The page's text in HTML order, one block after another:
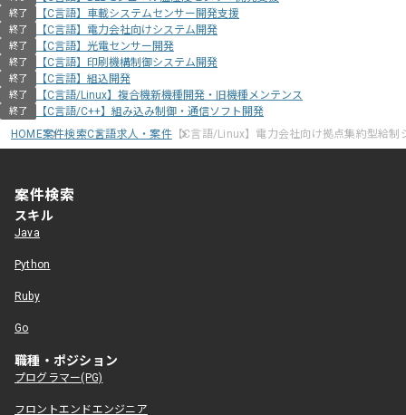
終了 【C言語】車載システムセンサー開発支援
終了 【C言語】電力会社向けシステム開発
終了 【C言語】光電センサー開発
終了 【C言語】印刷機構制御システム開発
終了 【C言語】組込開発
終了 【C言語/Linux】複合機新機種開発・旧機種メンテンス
終了
【C言語/C++】組み込み制御・通信ソフト開発
HOME案件検索C言語求人・案件【C言語/Linux】電力会社向け拠点集約型給制
案件検索
スキル
Java
Python
Ruby
Go
職種・ポジション
プログラマー(PG)
フロントエンドエンジニア